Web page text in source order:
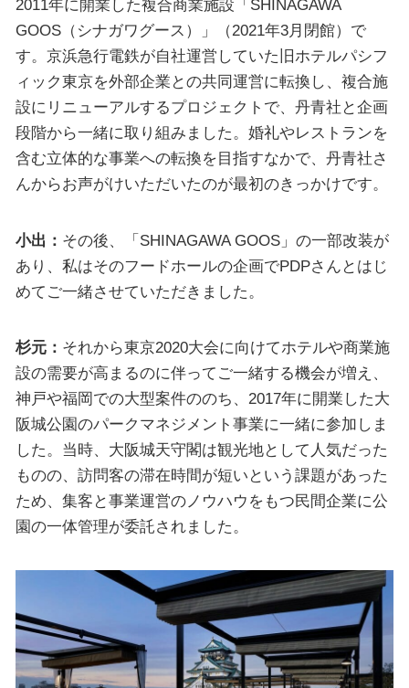
2011年に開業した複合商業施設「SHINAGAWA
GOOS（シナガワグース）」（2021年3月閉館）で
す。京浜急行電鉄が自社運営していた旧ホテルパシフ
ィック東京を外部企業との共同運営に転換し、複合施
設にリニューアルするプロジェクトで、丹青社と企画
段階から一緒に取り組みました。婚礼やレストランを
含む立体的な事業への転換を目指すなかで、丹青社さ
んからお声がけいただいたのが最初のきっかけです。
小出： その後、「SHINAGAWA GOOS」の一部改装が
あり、私はそのフードホールの企画でPDPさんとはじ
めてご一緒させていただきました。
杉元： それから東京2020大会に向けてホテルや商業施
設の需要が高まるのに伴ってご一緒する機会が増え、
神戸や福岡での大型案件ののち、2017年に開業した大
阪城公園のパークマネジメント事業に一緒に参加しま
した。当時、大阪城天守閣は観光地として人気だった
ものの、訪問客の滞在時間が短いという課題があった
ため、集客と事業運営のノウハウをもつ民間企業に公
園の一体管理が委託されました。